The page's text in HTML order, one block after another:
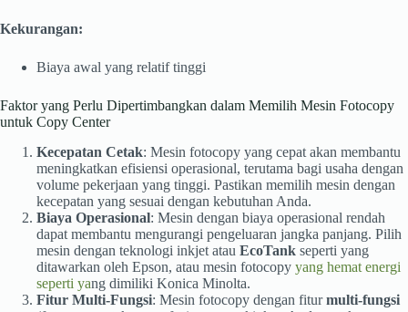
Kekurangan:
Biaya awal yang relatif tinggi
Faktor yang Perlu Dipertimbangkan dalam Memilih Mesin Fotocopy
untuk Copy Center
Kecepatan Cetak: Mesin fotocopy yang cepat akan membantu
meningkatkan efisiensi operasional, terutama bagi usaha dengan
volume pekerjaan yang tinggi. Pastikan memilih mesin dengan
kecepatan yang sesuai dengan kebutuhan Anda.
Biaya Operasional: Mesin dengan biaya operasional rendah
dapat membantu mengurangi pengeluaran jangka panjang. Pilih
mesin dengan teknologi inkjet atau EcoTank seperti yang
ditawarkan oleh Epson, atau mesin fotocopy yang hemat energi
seperti yang dimiliki Konica Minolta.
Fitur Multi-Fungsi: Mesin fotocopy dengan fiturmulti-fungsi